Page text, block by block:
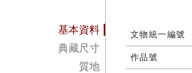
基本資料
典藏尺寸
質地
文物統一編號
作品號